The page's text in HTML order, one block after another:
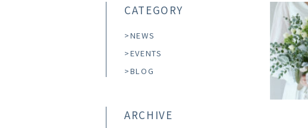
CATEGORY
NEWS
EVENTS
BLOG
ARCHIVE